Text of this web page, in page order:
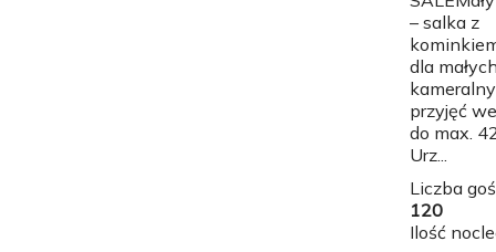
– salka z
dla
przyjęć
do max.
Urz...
Liczba
120
Ilość